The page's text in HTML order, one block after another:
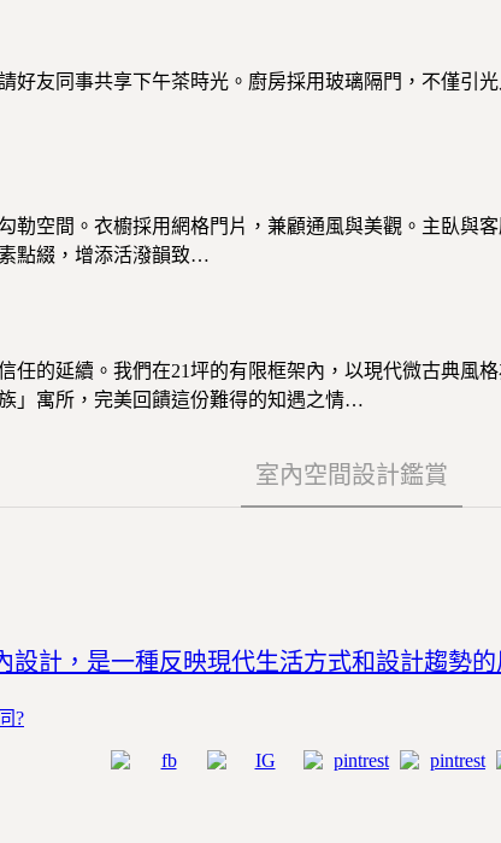
好友同事共享下午茶時光。廚房採用玻璃隔門，不僅引
勒空間。衣櫥採用網格門片，兼顧通風與美觀。主臥與
點綴，增添活潑韻致…
任的延續。我們在21坪的有限框架內，以現代微古典風
」寓所，完美回饋這份難得的知遇之情…
室內空間設計鑑賞
設計，是一種反映現代生活方式和設計趨勢
?